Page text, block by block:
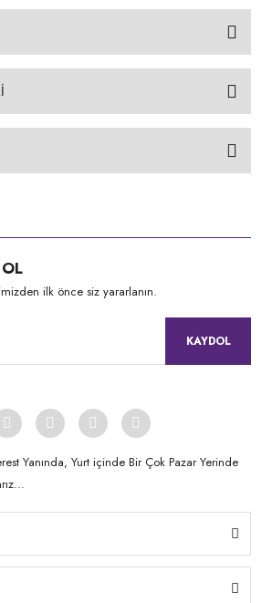
ilk önce siz yararlanın.
KAYDOL
Yanında, Yurt içinde Bir Çok Pazar Yerinde